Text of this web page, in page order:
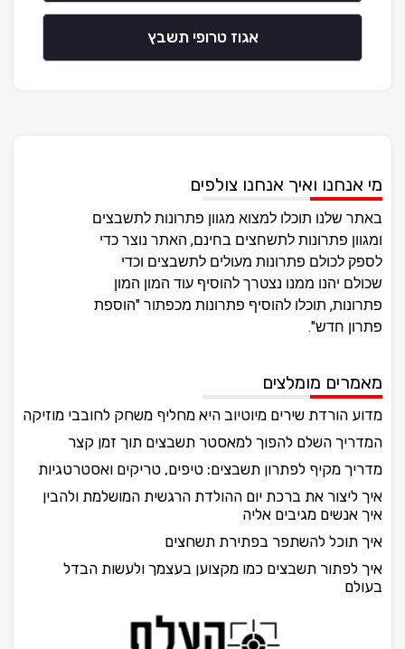
אגוז טרופי תשבץ
מי אנחנו ואיך אנחנו צולפים
באתר שלנו תוכלו למצוא מגוון פתרונות לתשבצים
ומגוון פתרונות לתשחצים בחינם, האתר נוצר כדי
לספק לכולם פתרונות מעולים לתשבצים וכדי
שכולם יהנו ממנו נצטרך להוסיף עוד המון המון
פתרונות, תוכלו להוסיף פתרונות מכפתור "הוספת
פתרון חדש".
מאמרים מומלצים
מדוע הורדת שירים מיוטיוב היא מחליף משחק לחובבי מוזיקה
המדריך השלם להפוך למאסטר תשבצים תוך זמן קצר
מדריך מקיף לפתרון תשבצים: טיפים, טריקים ואסטרטגיות
איך ליצור את ברכת יום ההולדת הרגשית המושלמת ולהבין
איך אנשים מגיבים אליה
איך תוכל להשתפר בפתירת תשחצים
איך לפתור תשבצים כמו מקצוען בעצמך ולעשות הבדל
בעולם